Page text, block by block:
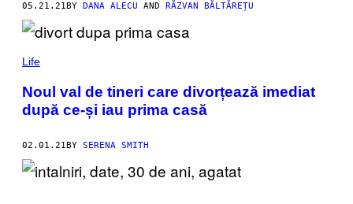
05.21.21 BY DANA ALECU AND RĂZVAN BĂLTĂREȚU
Life
Noul val de tineri care divorțează imediat
după ce-și iau prima casă
02.01.21BY SERENA SMITH